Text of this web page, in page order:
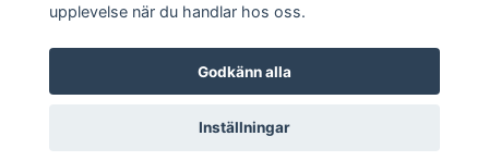
© 2026 GIK Racing AB
upplevelse när du handlar hos oss.
Godkänn alla
Inställningar